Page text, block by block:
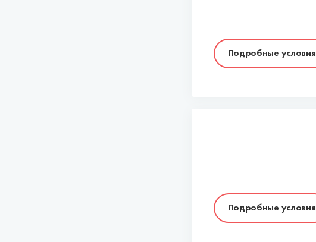
Подробные условия
Подробные условия